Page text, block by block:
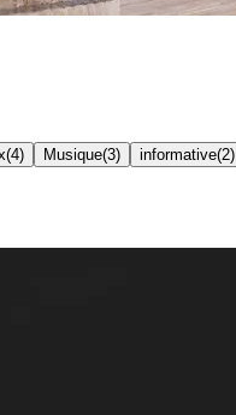
(4) Musique(3) informative(2)